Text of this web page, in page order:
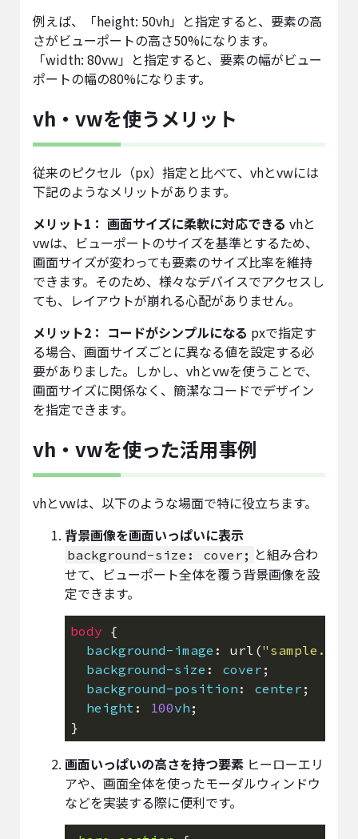
例えば、「height: 50vh」と指定すると、要素の高
さがビューポートの高さ50%になります。
「width: 80vw」と指定すると、要素の幅がビュー
ポートの幅の80%になります。
vh・vwを使うメリット
従来のピクセル（px）指定と比べて、vhとvwには
下記のようなメリットがあります。
メリット1： 画面サイズに柔軟に対応できる vhと
vwは、ビューポートのサイズを基準とするため、
画面サイズが変わっても要素のサイズ比率を維持
できます。そのため、様々なデバイスでアクセスし
ても、レイアウトが崩れる心配がありません。
メリット2： コードがシンプルになる pxで指定す
る場合、画面サイズごとに異なる値を設定する必
要がありました。しかし、vhとvwを使うことで、
画面サイズに関係なく、簡潔なコードでデザイン
を指定できます。
vh・vwを使った活用事例
vhとvwは、以下のような場面で特に役立ちます。
背景画像を画面いっぱいに表示
background-size: cover; と組み合わ
せて、ビューポート全体を覆う背景画像を設
定できます。
body
background-image : url("sample.jpg"
background-size : cover
background-position : center
height : 100vh
画面いっぱいの高さを持つ要素 ヒーローエリ
アや、画面全体を使ったモーダルウィンドウ
などを実装する際に便利です。